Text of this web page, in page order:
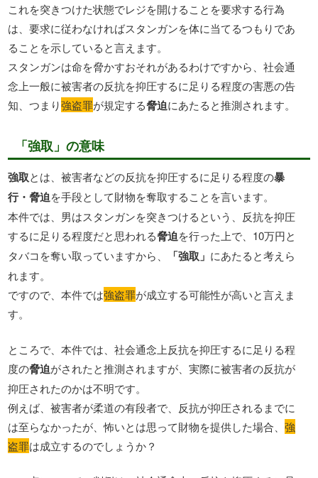
これを突きつけた状態でレジを開けることを要求する行為
は、要求に従わなければスタンガンを体に当てるつもりであ
ることを示していると言えます。
スタンガンは命を脅かすおそれがあるわけですから、社会通
念上一般に被害者の反抗を抑圧するに足りる程度の害悪の告
知、つまり強盗罪が規定する脅迫にあたると推測されます。
「強取」の意味
強取とは、被害者などの反抗を抑圧するに足りる程度の暴
行・脅迫を手段として財物を奪取することを言います。
本件では、男はスタンガンを突きつけるという、反抗を抑圧
するに足りる程度だと思われる脅迫を行った上で、10万円と
タバコを奪い取っていますから、
「強取」 にあたると考えら
れます。
ですので、本件では強盗罪が成立する可能性が高いと言えま
す。
ところで、本件では、社会通念上反抗を抑圧するに足りる程
度の脅迫がされたと推測されますが、実際に被害者の反抗が
抑圧されたのかは不明です。
例えば、被害者が柔道の有段者で、反抗が抑圧されるまでに
は至らなかったが、怖いとは思って財物を提供した場合、強
盗罪は成立するのでしょうか？